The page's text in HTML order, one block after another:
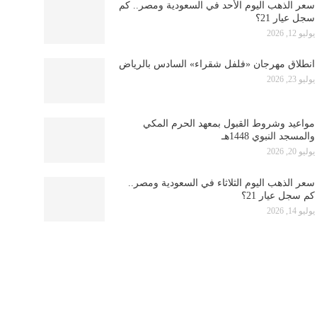
سعر الذهب اليوم الأحد في السعودية ومصر.. كم
سجل عيار 21؟
يوليو 12, 2026
انطلاق مهرجان «فلفل شقراء» السادس بالرياض
يوليو 23, 2026
مواعيد وشروط القبول بمعهد الحرم المكي
والمسجد النبوي 1448هـ
يوليو 20, 2026
سعر الذهب اليوم الثلاثاء في السعودية ومصر..
كم سجل عيار 21؟
يوليو 14, 2026